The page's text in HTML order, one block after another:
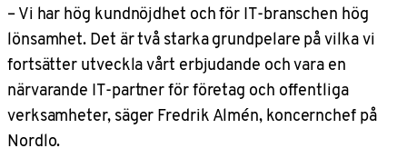
– Vi har hög kundnöjdhet och för IT-branschen hög
lönsamhet. Det är två starka grundpelare på vilka vi
fortsätter utveckla vårt erbjudande och vara en
närvarande IT-partner för företag och offentliga
verksamheter, säger Fredrik Almén, koncernchef på
Nordlo.